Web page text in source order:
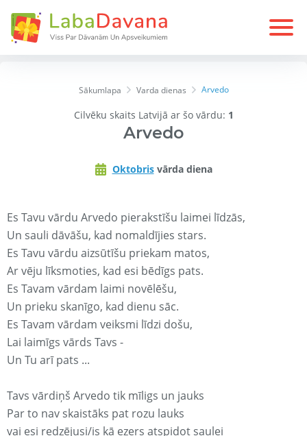
Sākumlapa Varda dienas Arvedo
Cilvēku skaits Latvijā ar šo vārdu: 1
Arvedo
Oktobrisvārda diena
Es Tavu vārdu Arvedo pierakstīšu laimei līdzās,
Un sauli dāvāšu, kad nomaldījies stars.
Es Tavu vārdu aizsūtīšu priekam matos,
Ar vēju līksmoties, kad esi bēdīgs pats.
Es Tavam vārdam laimi novēlēšu,
Un prieku skanīgo, kad dienu sāc.
Es Tavam vārdam veiksmi līdzi došu,
Lai laimīgs vārds Tavs -
Un Tu arī pats ...
Tavs vārdiņš Arvedo tik mīligs un jauks
Par to nav skaistāks pat rozu lauks
vai esi redzējusi/is kā ezers atspidot saulei